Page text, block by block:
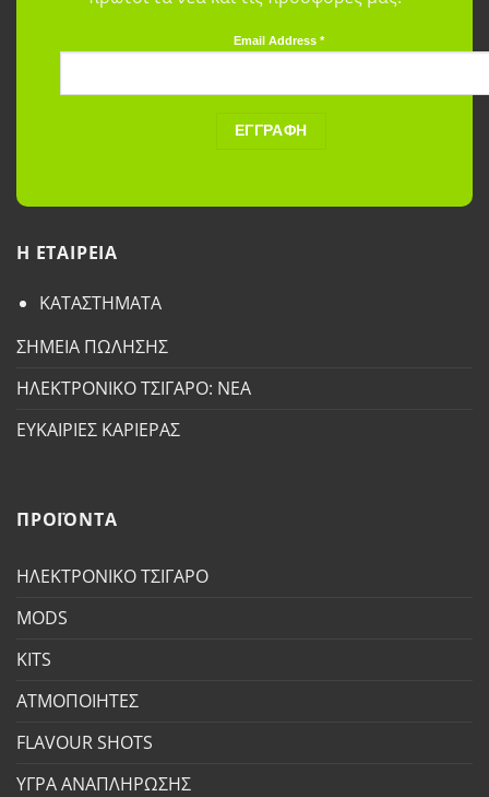
Email Address *
H ETAΙΡΕΙΑ
ΚΑΤΑΣΤΗΜΑΤΑ
ΣΗΜΕΙΑ ΠΩΛΗΣΗΣ
ΗΛΕΚΤΡΟΝΙΚΟ ΤΣΙΓΑΡΟ: ΝΕΑ
ΕΥΚΑΙΡΙΕΣ ΚΑΡΙΕΡΑΣ
ΠΡΟΪΟΝΤΑ
ΗΛΕΚΤΡΟΝΙΚΟ ΤΣΙΓΑΡΟ
MODS
KITS
ΑΤΜΟΠΟΙΗΤΕΣ
FLAVOUR SHOTS
ΥΓΡΑ ΑΝΑΠΛΗΡΩΣΗΣ